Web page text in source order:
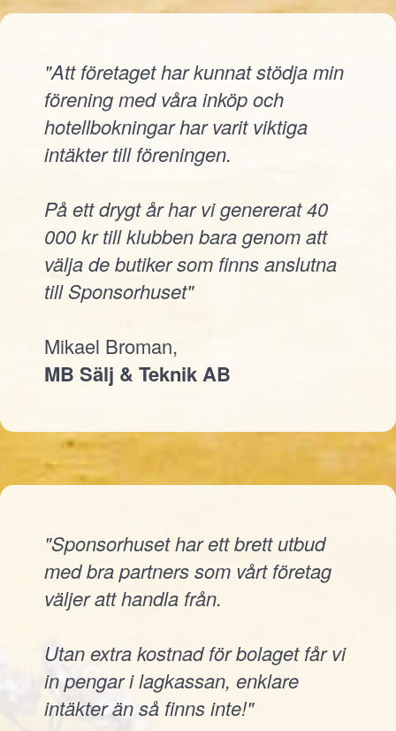
"Att företaget har kunnat stödja min
förening med våra inköp och
hotellbokningar har varit viktiga
intäkter till föreningen.
På ett drygt år har vi genererat 40
000 kr till klubben bara genom att
välja de butiker som finns anslutna
till Sponsorhuset"
Mikael Broman,
MB Sälj & Teknik AB
"Sponsorhuset har ett brett utbud
med bra partners som vårt företag
väljer att handla från.
Utan extra kostnad för bolaget får vi
in pengar i lagkassan, enklare
intäkter än så finns inte!"